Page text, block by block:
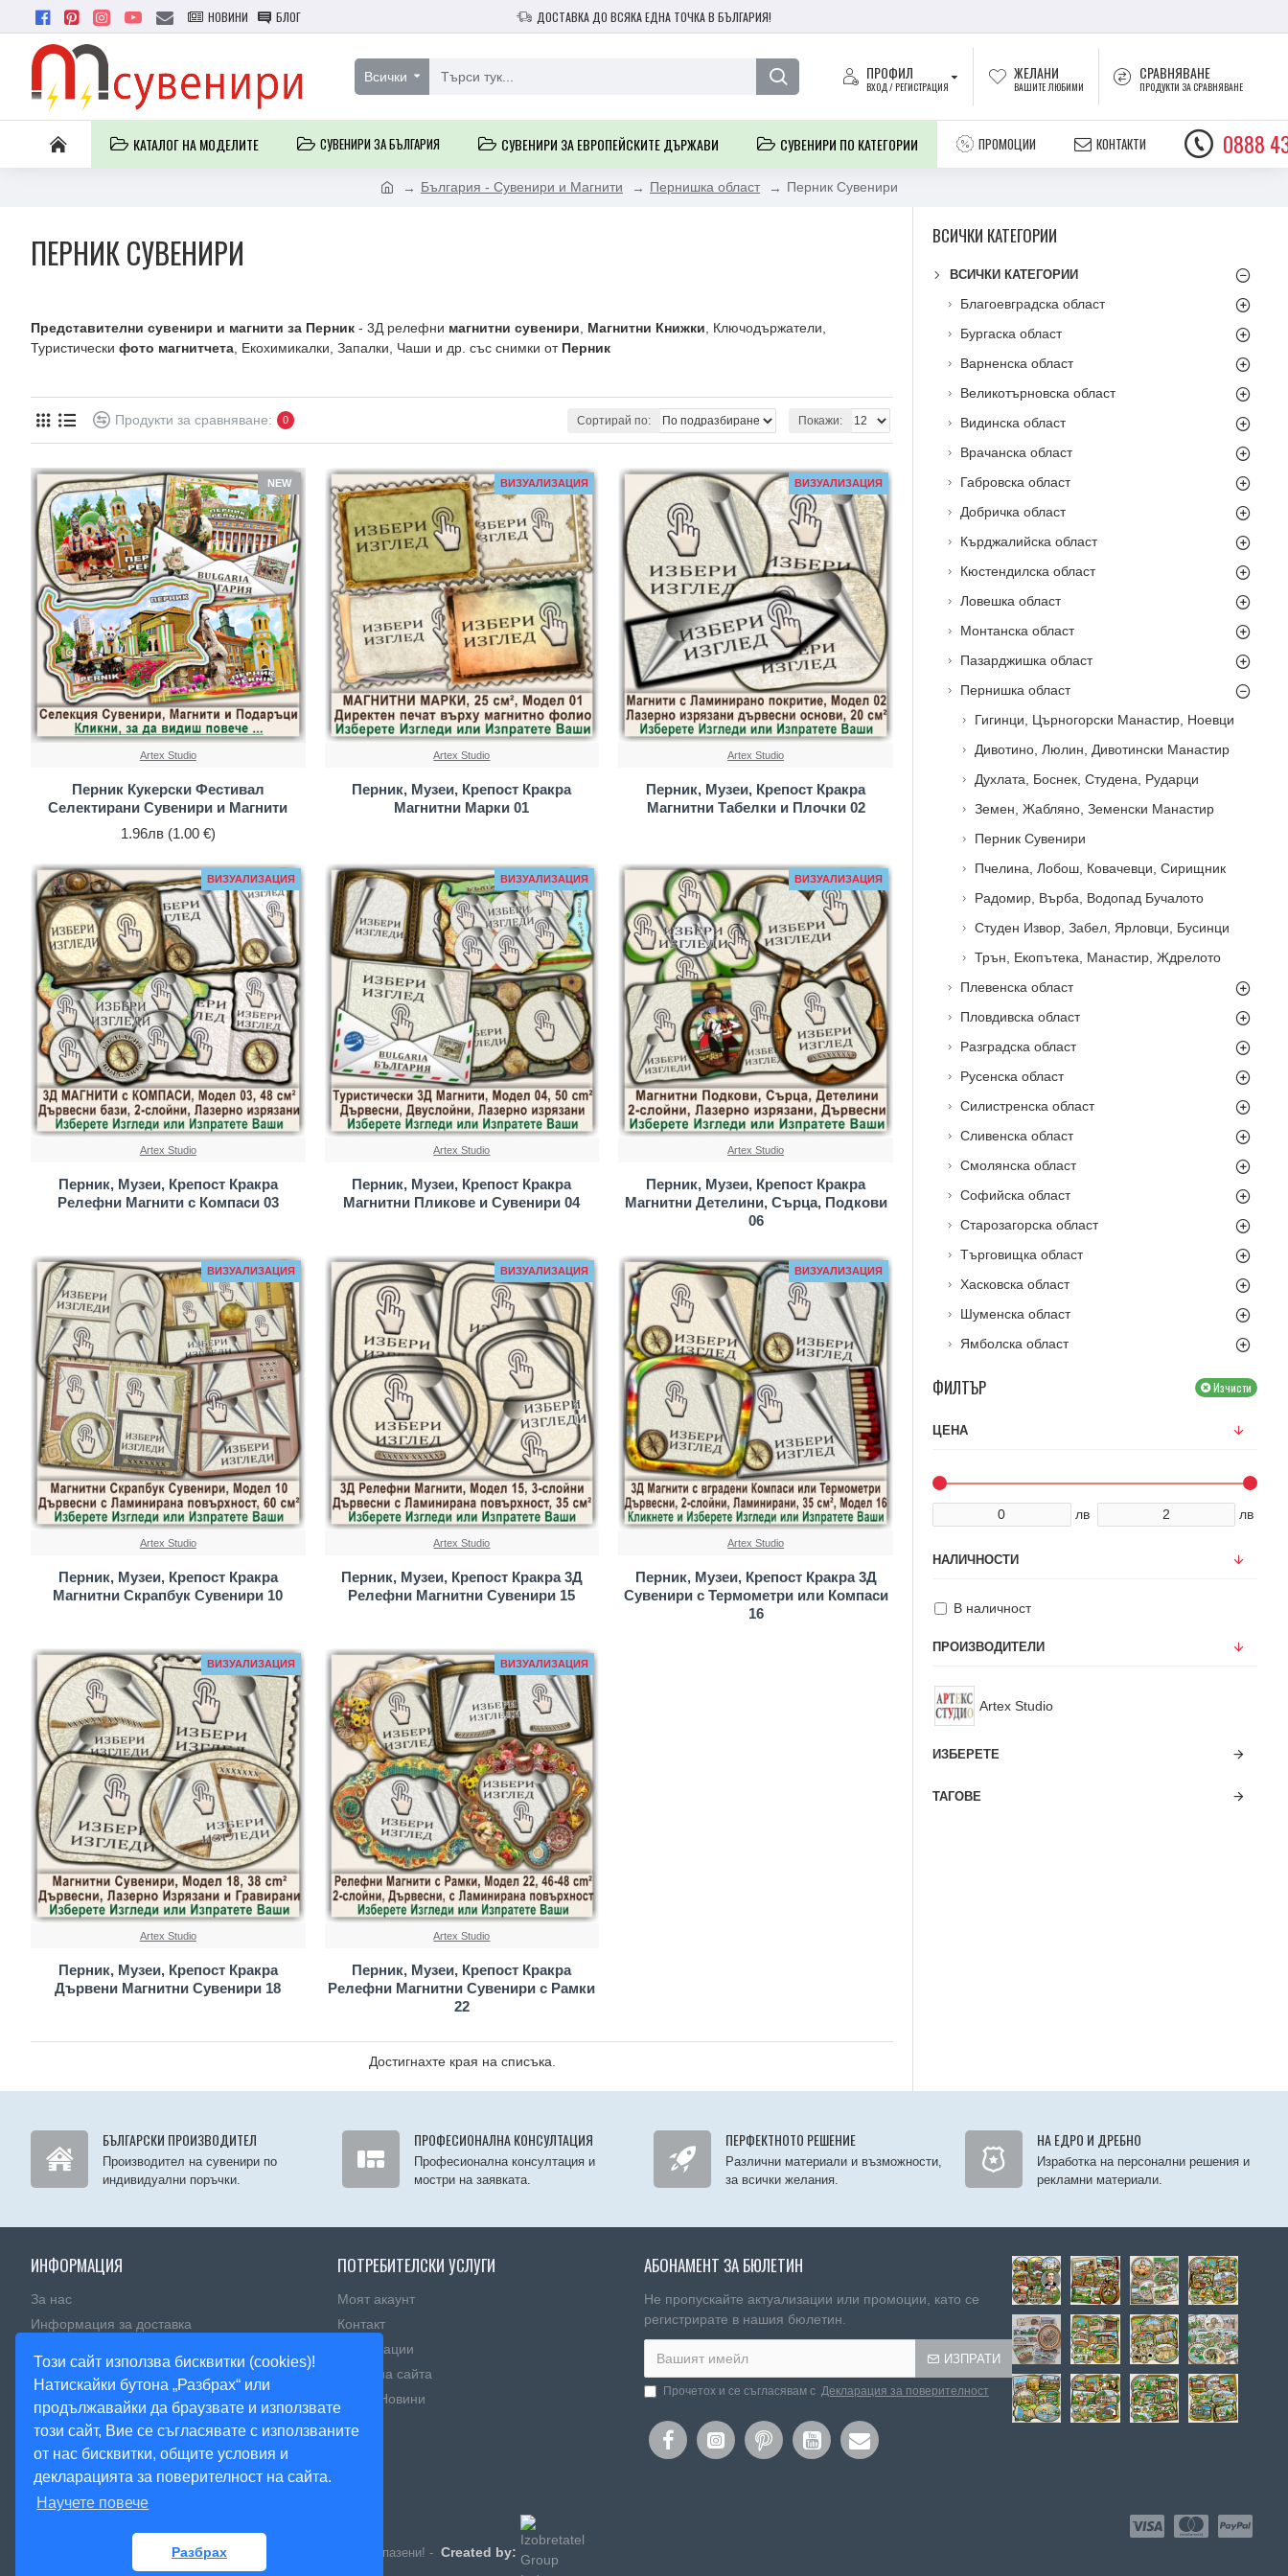
Този сайт използва бисквитки (cookies)!
Натискайки бутона „Разбрах“ или
продължавайки да браузвате и използвате
този сайт, Вие се съгласявате с използваните
от нас бисквитки, общите условия и
декларацията за поверителност на сайта.
Научете повече
Разбрах
НОВИНИ БЛОГ ДОСТАВКА ДО ВСЯКА ЕДНА ТОЧКА В БЪЛГАРИЯ!
Всички ПРОФИЛ
ВХОД / РЕГИСТРАЦИЯ
ЖЕЛАНИ
ВАШИТЕ ЛЮБИМИ
СРАВНЯВАНЕ
ПРОДУКТИ ЗА СРАВНЯВАНЕ
КАТАЛОГ НА МОДЕЛИТЕ СУВЕНИРИ ЗА БЪЛГАРИЯ СУВЕНИРИ ЗА ЕВРОПЕЙСКИТЕ ДЪРЖАВИ СУВЕНИРИ ПО КАТЕГОРИИ ПРОМОЦИИ КОНТАКТИ 0888
България - Сувенири и Магнити Пернишка област Перник Сувенири
ПЕРНИК СУВЕНИРИ
Представителни сувенири и магнити за Перник - 3Д релефни магнитни сувенири Магнитни Книжки , Ключодържатели,
Туристически фото магнитчета , Екохимикалки, Запалки, Чаши и др. със снимки от Перник
Продукти за сравняване: 0 Сортирай по: Покажи:
NEW
Artex Studio
Перник Кукерски Фестивал
Селектирани Сувенири и Магнити
1.96лв (1.00 €)
ВИЗУАЛИЗАЦИЯ
Artex Studio
Перник, Музеи, Крепост Кракра
Магнитни Марки 01
ВИЗУАЛИЗАЦИЯ
Artex Studio
Перник, Музеи, Крепост Кракра
Магнитни Табелки и Плочки 02
ВИЗУАЛИЗАЦИЯ
Artex Studio
Перник, Музеи, Крепост Кракра
Релефни Магнити с Компаси 03
ВИЗУАЛИЗАЦИЯ
Artex Studio
Перник, Музеи, Крепост Кракра
Магнитни Пликове и Сувенири 04
ВИЗУАЛИЗАЦИЯ
Artex Studio
Перник, Музеи, Крепост Кракра
Магнитни Детелини, Сърца, Подкови
06
ВИЗУАЛИЗАЦИЯ
Artex Studio
Перник, Музеи, Крепост Кракра
Магнитни Скрапбук Сувенири 10
ВИЗУАЛИЗАЦИЯ
Artex Studio
Перник, Музеи, Крепост Кракра 3Д
Релефни Магнитни Сувенири 15
ВИЗУАЛИЗАЦИЯ
Artex Studio
Перник, Музеи, Крепост Кракра 3Д
Сувенири с Термометри или Компаси
16
ВИЗУАЛИЗАЦИЯ
Artex Studio
Перник, Музеи, Крепост Кракра
Дървени Магнитни Сувенири 18
ВИЗУАЛИЗАЦИЯ
Artex Studio
Перник, Музеи, Крепост Кракра
Релефни Магнитни Сувенири с Рамки
22
Достигнахте края на списъка.
ВСИЧКИ КАТЕГОРИИ
ВСИЧКИ КАТЕГОРИИ
Благоевградска област
Бургаска област
Варненска област
Великотърновска област
Видинска област
Врачанска област
Габровска област
Добричка област
Кърджалийска област
Кюстендилска област
Ловешка област
Монтанска област
Пазарджишка област
Пернишка област
Гигинци, Църногорски Манастир, Ноевци
Дивотино, Люлин, Дивотински Манастир
Духлата, Боснек, Студена, Рударци
Земен, Жабляно, Земенски Манастир
Перник Сувенири
Пчелина, Лобош, Ковачевци, Сирищник
Радомир, Върба, Водопад Бучалото
Студен Извор, Забел, Ярловци, Бусинци
Трън, Екопътека, Манастир, Ждрелото
Плевенска област
Пловдивска област
Разградска област
Русенска област
Силистренска област
Сливенска област
Смолянска област
Софийска област
Старозагорска област
Търговищка област
Хасковска област
Шуменска област
Ямболска област
ФИЛТЪР Изчисти
ЦЕНА
лв лв
ПРОИЗВОДИТЕЛИ
Artex Studio
ИЗБЕРЕТЕ
ТАГОВЕ
НАЛИЧНОСТИ
В наличност
БЪЛГАРСКИ ПРОИЗВОДИТЕЛ
Производител на сувенири по
индивидуални поръчки.
ПРОФЕСИОНАЛНА КОНСУЛТАЦИЯ
Професионална консултация и
мостри на заявката.
ПЕРФЕКТНОТО РЕШЕНИЕ
Различни материали и възможности,
за всички желания.
НА ЕДРО И ДРЕБНО
Изработка на персонални решения и
рекламни материали.
ИНФОРМАЦИЯ
За нас
Информация за доставка
Πoлитика зa изпoлзвaнe нa бисквитĸи
ПОТРЕБИТЕЛСКИ УСЛУГИ
Моят акаунт
Контакт
Рекламации
Карта на сайта
Блог - Новини
АБОНАМЕНТ ЗА БЮЛЕТИН
Не пропускайте актуализации или промоции, като се
регистрирате в нашия бюлетин.
ИЗПРАТИ
Прочетох и се съгласявам с Декларация за поверителност
© 2020, Magnitnisuveniri.bg, Артекс Студио, Всички права запазени! - Created by: